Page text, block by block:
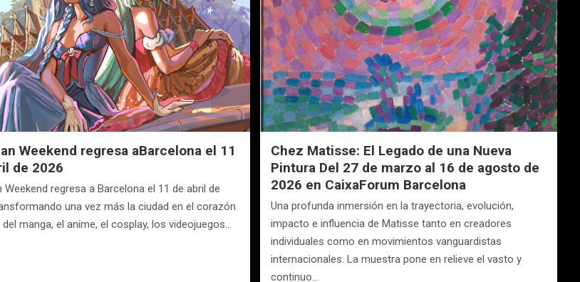
Weekend regresa aBarcelona el 11
de 2026
Weekend regresa a Barcelona el 11 de abril de
una vez más la ciudad en el corazón
del manga, el anime, el cosplay, los videojuegos…
Chez Matisse: El Legado de una Nueva
Pintura Del 27 de marzo al 16 de agosto de
2026 en CaixaForum Barcelona
Una profunda inmersión en la trayectoria, evolución,
impacto e influencia de Matisse tanto en creadores
individuales como en movimientos vanguardistas
internacionales. La muestra pone en relieve el vasto y
continuo…